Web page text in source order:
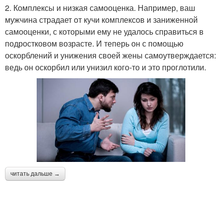
2. Комплексы и низкая самооценка. Например, ваш
мужчина страдает от кучи комплексов и заниженной
самооценки, с которыми ему не удалось справиться в
подростковом возрасте. И теперь он с помощью
оскорблений и унижения своей жены самоутверждается:
ведь он оскорбил или унизил кого-то и это проглотили.
читать дальше →